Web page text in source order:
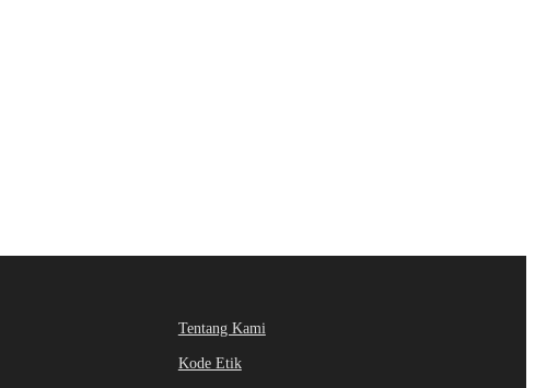
Tentang Kami
Kode Etik